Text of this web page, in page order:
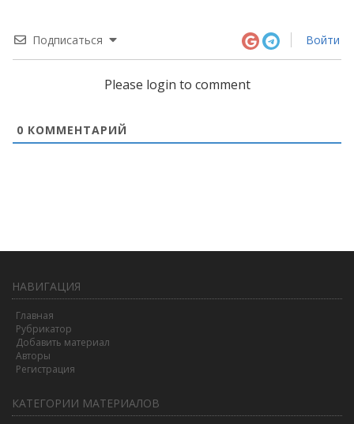
Подписаться Войти
Please login to comment
0 КОММЕНТАРИЙ
НАВИГАЦИЯ
Главная
Рубрикатор
Добавить материал
Авторы
Регистрация
КАТЕГОРИИ МАТЕРИАЛОВ